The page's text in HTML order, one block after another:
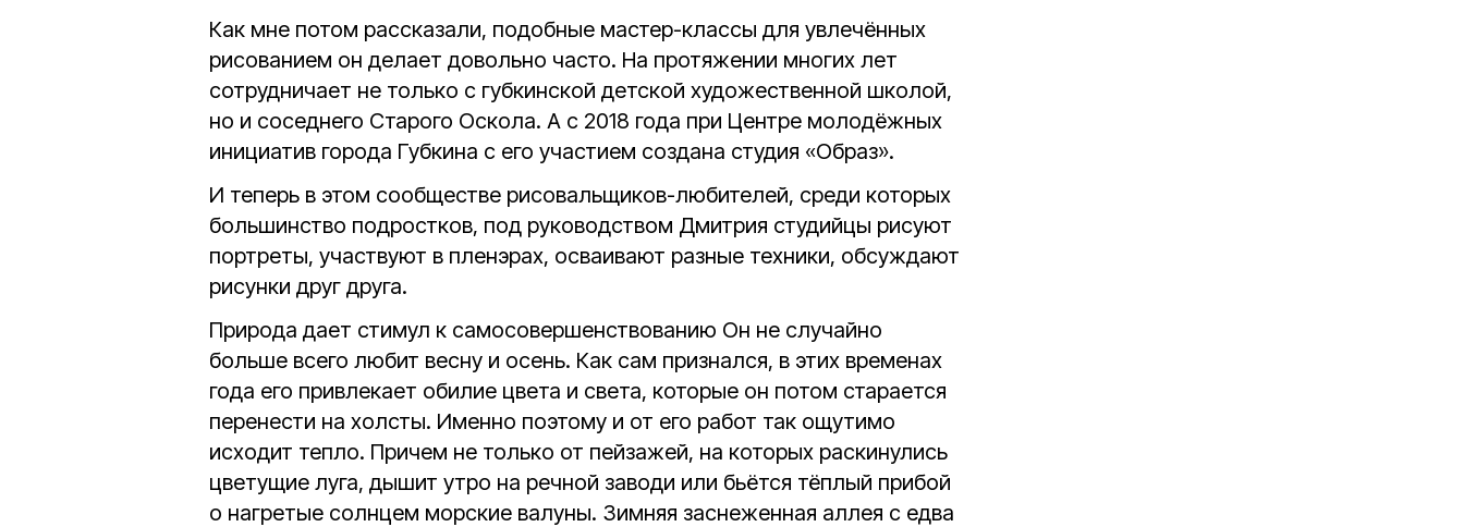
Как мне потом рассказали, подобные мастер-классы для увлечённых
рисованием он делает довольно часто. На протяжении многих лет
сотрудничает не только с губкинской детской художественной школой,
но и соседнего Старого Оскола. А с 2018 года при Центре молодёжных
инициатив города Губкина с его участием создана студия «Образ».
И теперь в этом сообществе рисовальщиков-любителей, среди которых
большинство подростков, под руководством Дмитрия студийцы рисуют
портреты, участвуют в пленэрах, осваивают разные техники, обсуждают
рисунки друг друга.
Природа дает стимул к самосовершенствованию Он не случайно
больше всего любит весну и осень. Как сам признался, в этих временах
года его привлекает обилие цвета и света, которые он потом старается
перенести на холсты. Именно поэтому и от его работ так ощутимо
исходит тепло. Причем не только от пейзажей, на которых раскинулись
цветущие луга, дышит утро на речной заводи или бьётся тёплый прибой
о нагретые солнцем морские валуны. Зимняя заснеженная аллея с едва